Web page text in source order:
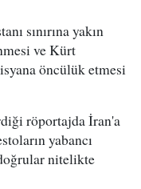
sınırına yakın
ve Kürt
öncülük etmesi
röportajda İran'a
yabancı
nitelikte